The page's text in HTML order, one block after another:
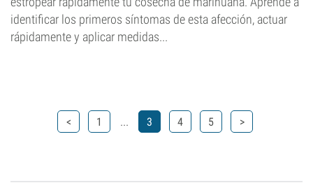
identificar los primeros síntomas de esta afección, actuar
rápidamente y aplicar medidas...
< 1 ... 3 4 5 >